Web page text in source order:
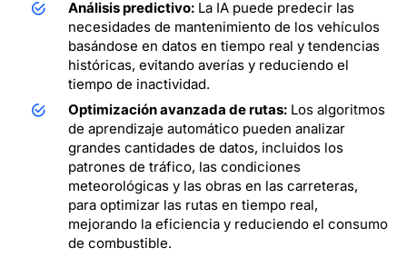
Análisis predictivo: La IA puede predecir las
necesidades de mantenimiento de los vehículos
basándose en datos en tiempo real y tendencias
históricas, evitando averías y reduciendo el
tiempo de inactividad.
Optimización avanzada de rutas: Los algoritmos
de aprendizaje automático pueden analizar
grandes cantidades de datos, incluidos los
patrones de tráfico, las condiciones
meteorológicas y las obras en las carreteras,
para optimizar las rutas en tiempo real,
mejorando la eficiencia y reduciendo el consumo
de combustible.